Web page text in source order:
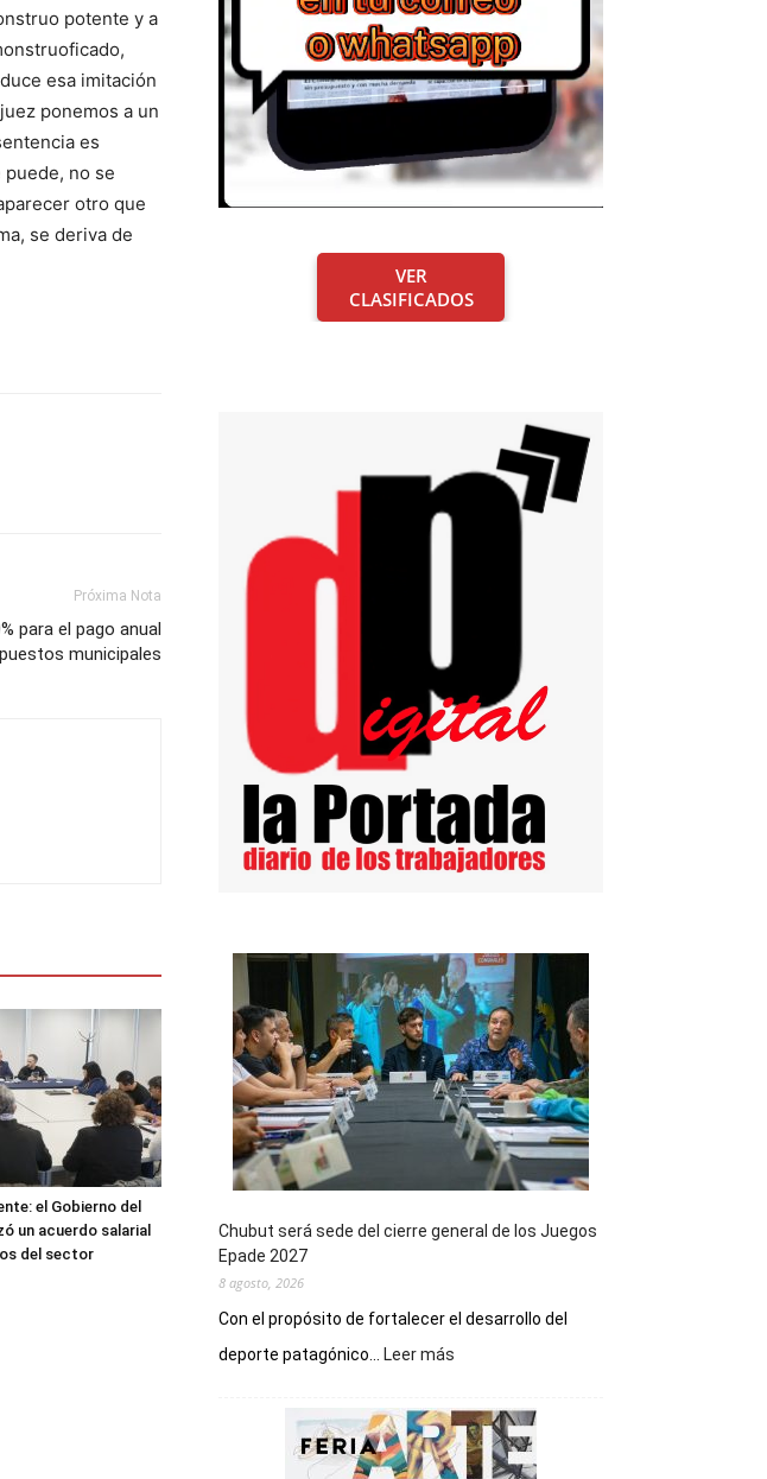
potente y a
esa imitación
ponemos a un
es
no se
otro que
se deriva de
Próxima Nota
para el pago anual
municipales
el Gobierno del
un acuerdo salarial
del sector
VER
CLASIFICADOS
Chubut será sede del cierre general de los Juegos
Epade 2027
8 agosto, 2026
Con el propósito de fortalecer el desarrollo del
deporte patagónico...
Leer más
sede
del